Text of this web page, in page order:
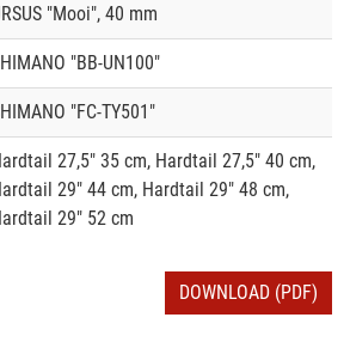
"Mooi", 40 mm
"BB-UN100"
"FC-TY501"
27,5" 35 cm, Hardtail 27,5" 40 cm,
29" 44 cm, Hardtail 29" 48 cm,
29" 52 cm
DOWNLOAD (PDF)